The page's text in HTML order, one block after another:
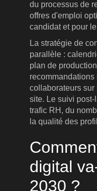
du processus de
offres d'emploi
candidat et pour
La stratégie de
parallèle :
plan de
collaborateurs
site. Le suivi
trafic RH, du
la qualité des
digital
2030 ?